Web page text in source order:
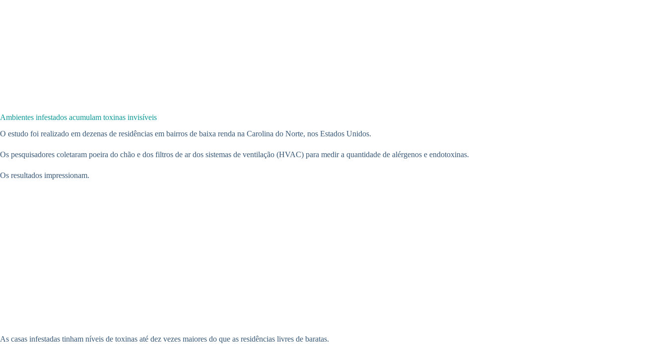
Ambientes infestados acumulam toxinas invisíveis
O estudo foi realizado em dezenas de residências em bairros de baixa renda na Carolina do Norte, nos Estados Unidos.
Os pesquisadores coletaram poeira do chão e dos filtros de ar dos sistemas de ventilação (HVAC) para medir a quantidade de alérgenos e endotoxinas.
Os resultados impressionam.
As casas infestadas tinham níveis de toxinas até dez vezes maiores do que as residências livres de baratas.